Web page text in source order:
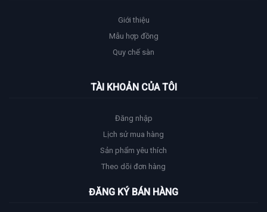
Giới thiệu
Mẫu hợp đồng
Quy chế sàn
TÀI KHOẢN CỦA TÔI
Đăng nhập
Lịch sử mua hàng
Sản phẩm yêu thích
Theo dõi đơn hàng
ĐĂNG KÝ BÁN HÀNG